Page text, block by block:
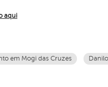
aqui
em Mogi das Cruzes